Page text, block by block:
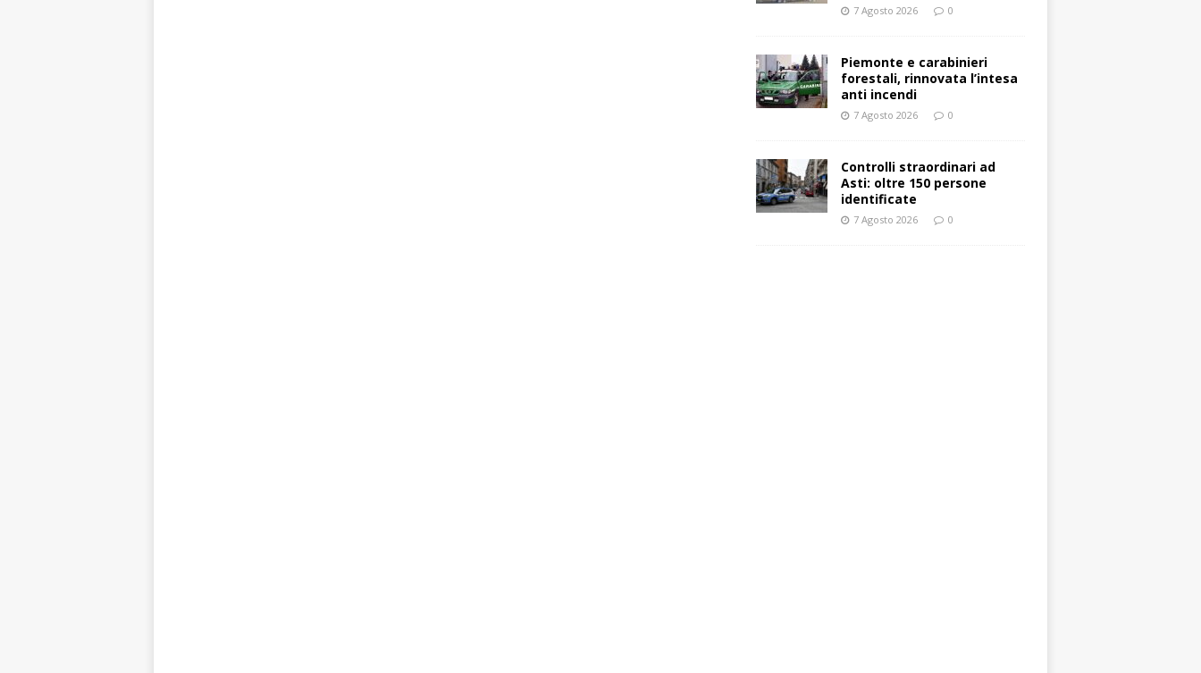
7 Agosto 2026 0
Piemonte e carabinieri
forestali, rinnovata l’intesa
anti incendi
7 Agosto 2026 0
Controlli straordinari ad
Asti: oltre 150 persone
identificate
7 Agosto 2026 0